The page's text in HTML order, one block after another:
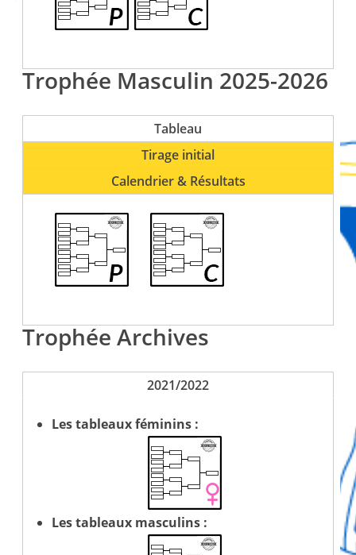
Trophée Masculin 2025-2026
Tableau
Tirage initial
Calendrier & Résultats
Trophée Archives
2021/2022
Les tableaux féminins :
Les tableaux masculins :